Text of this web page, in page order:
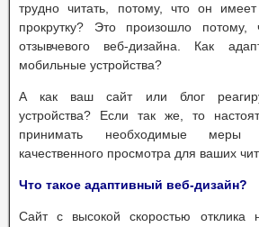
трудно читать, потому, что он
прокрутку? Это произошло
отзывчевого веб-дизайна. Как
мобильные устройства?
А как ваш сайт или блог
устройства? Если так же, то
принимать необходимые меры
качественного просмотра для ваших
Что такое адаптивный веб-дизайн?
Сайт с высокой скоростью отклика